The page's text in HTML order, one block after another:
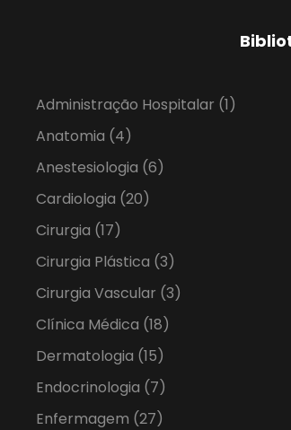
Administração Hospitalar (1)
Anatomia (4)
Anestesiologia (6)
Cardiologia (20)
Cirurgia (17)
Cirurgia Plástica (3)
Cirurgia Vascular (3)
Clínica Médica (18)
Dermatologia (15)
Endocrinologia (7)
Enfermagem (27)